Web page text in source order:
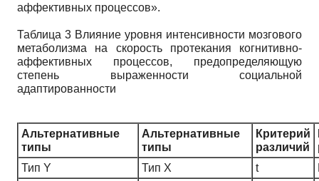
аффективных процессов».
Таблица 3 Влияние уровня интенсивности мозгового
метаболизма на скорость протекания когнитивно-
аффективных процессов, предопределяющую
степень выраженности социальной
адаптированности
Альтернативные
типы
Альтернативные
типы
Критерий
различий
Тип Y
Тип X t